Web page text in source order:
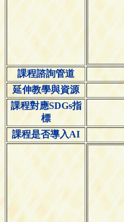
課程諮詢管道
延伸教學與資源
課程對應SDGs指
標
課程是否導入AI